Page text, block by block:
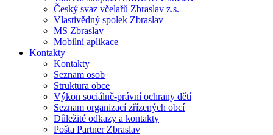
Český svaz včelařů Zbraslav z.s.
Vlastivědný spolek Zbraslav
MS Zbraslav
Mobilní aplikace
Kontakty
Kontakty
Seznam osob
Struktura obce
Výkon sociálně-právní ochrany dětí
Seznam organizací zřízených obcí
Důležité odkazy a kontakty
Pošta Partner Zbraslav